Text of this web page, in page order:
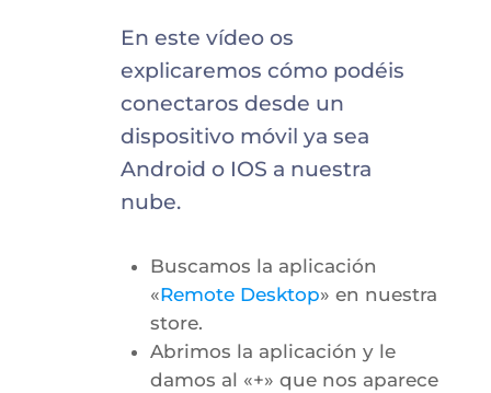
En este vídeo os
explicaremos cómo podéis
conectaros desde un
dispositivo móvil ya sea
Android o IOS a nuestra
nube.
Buscamos la aplicación
«Remote Desktop» en nuestra
store.
Abrimos la aplicación y le
damos al «+» que nos aparece